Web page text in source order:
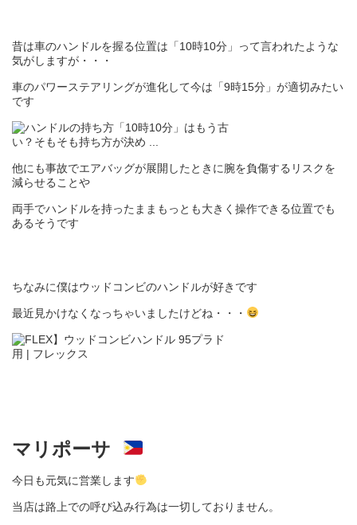
昔は車のハンドルを握る位置は「10時10分」って言われたような
気がしますが・・・
車のパワーステアリングが進化して今は「9時15分」が適切みたい
です
他にも事故でエアバッグが展開したときに腕を負傷するリスクを
減らせることや
両手でハンドルを持ったままもっとも大きく操作できる位置でも
あるそうです
ちなみに僕はウッドコンビのハンドルが好きです
最近見かけなくなっちゃいましたけどね・・・
マリポーサ
今日も元気に営業します
当店は路上での呼び込み行為は一切しておりません。